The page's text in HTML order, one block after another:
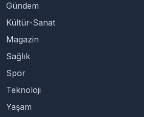
Gündem
Kültür-Sanat
Magazin
Sağlık
Spor
Teknoloji
Yaşam